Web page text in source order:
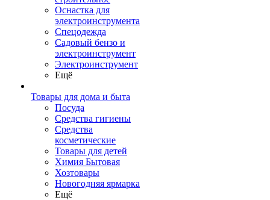
Оснастка для
электроинструмента
Спецодежда
Садовый бензо и
электроинструмент
Электроинструмент
Ещё
Товары для дома и быта
Посуда
Средства гигиены
Средства
косметические
Товары для детей
Химия Бытовая
Хозтовары
Новогодняя ярмарка
Ещё